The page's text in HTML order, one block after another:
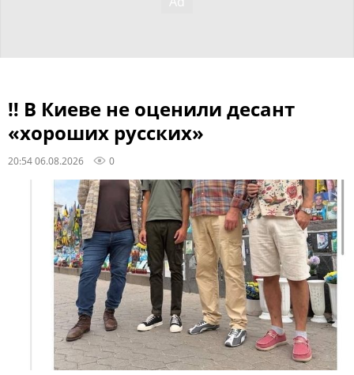
‼ В Киеве не оценили десант
«хороших русских»
20:54 06.08.2026 0